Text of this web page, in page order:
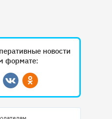
новости
формате:
ВконтактеОдноклассники